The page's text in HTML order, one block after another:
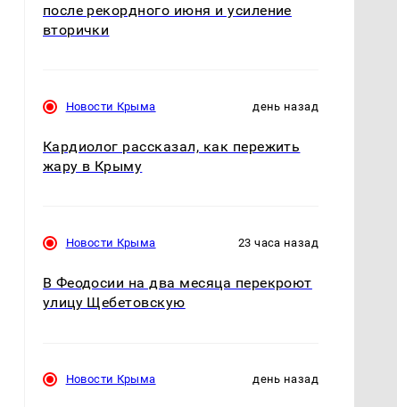
после рекордного июня и усиление
вторички
Новости Крыма день назад
Кардиолог рассказал, как пережить
жару в Крыму
Новости Крыма 23 часа назад
В Феодосии на два месяца перекроют
улицу Щебетовскую
Новости Крыма день назад